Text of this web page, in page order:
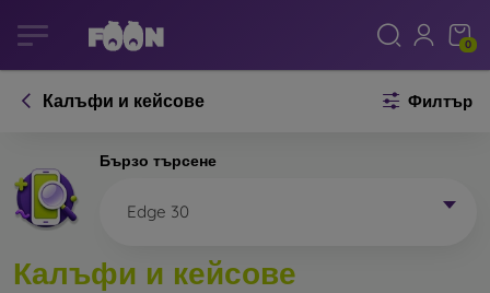
0
Калъфи и кейсове Филтър
Бързо търсене
Edge 30
Калъфи и кейсове